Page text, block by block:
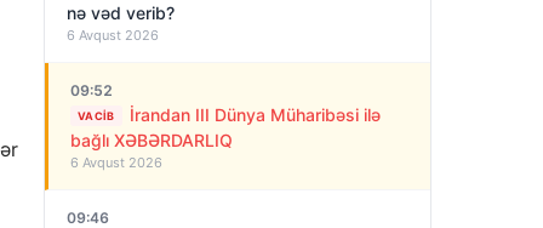
nə vəd verib?
6 Avqust 2026
09:52
VACIB
İrandan III Dünya Müharibəsi ilə
bağlı XƏBƏRDARLIQ
6 Avqust 2026
09:46